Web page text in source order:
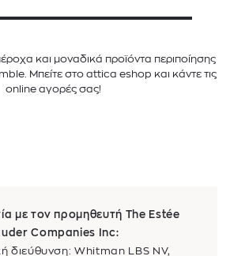
και μοναδικά προϊόντα περιποίησης
Μπείτε στο attica eshop και κάντε τις
online αγορές σας!
με τον προμηθευτή The Estée
Companies Inc:
διεύθυνση: Whitman LBS NV,